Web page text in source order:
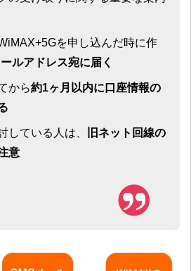
を申し込んだ時に作
ルアドレス宛に届く
から約1ヶ月以内に口座情報の
している人は、
旧ネット回線の
意